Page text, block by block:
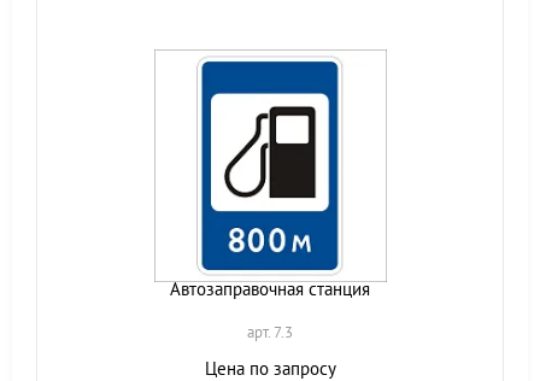
Автозаправочная станция
арт. 7.3
Цена по запросу